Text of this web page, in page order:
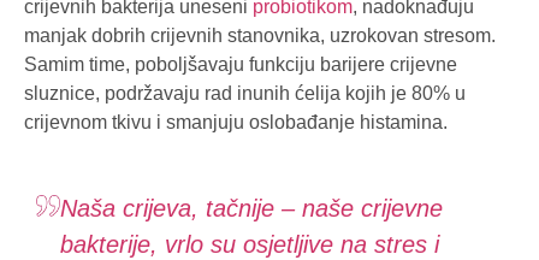
crijevnih bakterija uneseni probiotikom, nadoknađuju
manjak dobrih crijevnih stanovnika, uzrokovan stresom.
Samim time, poboljšavaju funkciju barijere crijevne
sluznice, podržavaju rad inunih ćelija kojih je 80% u
crijevnom tkivu i smanjuju oslobađanje histamina.
Naša crijeva, tačnije – naše crijevne
bakterije, vrlo su osjetljive na stres i